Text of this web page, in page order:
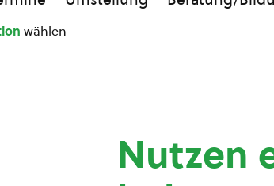
wählen
Nutzen